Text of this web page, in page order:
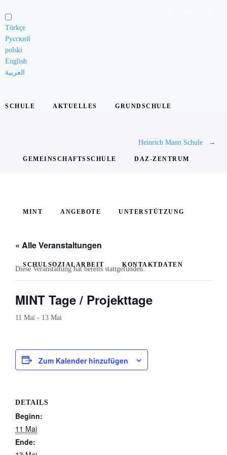
Türkçe
Русский
polski
English
العربية
SCHULE AKTUELLES GRUNDSCHULE
GEMEINSCHAFTSSCHULE DAZ-ZENTRUM
MINT ANGEBOTE UNTERSTÜTZUNG
SCHULSOZIALARBEIT KONTAKTDATEN
Heinrich Mann Schule
« Alle Veranstaltungen
Diese Veranstaltung hat bereits stattgefunden.
MINT Tage / Projekttage
11 Mai - 13 Mai
Zum Kalender hinzufügen
DETAILS
Beginn:
11 Mai
Ende:
Schule
Unsere
Grundsätze
Schulverein
Aktuelles
Stundenplan
Aktuelle
Team
Wissenswertes